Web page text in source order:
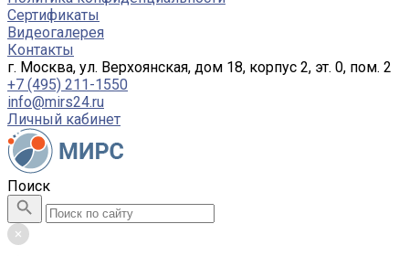
Сертификаты
Видеогалерея
Контакты
г. Москва, ул. Верхоянская, дом 18, корпус 2, эт. 0, пом. 2
+7 (495) 211-1550
info@mirs24.ru
Личный кабинет
Поиск